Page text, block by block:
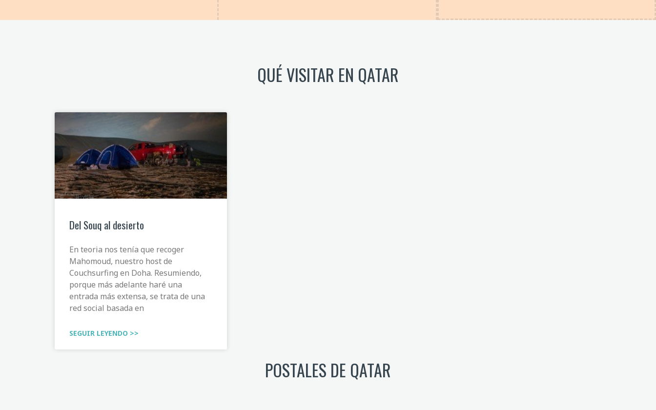
QUÉ VISITAR EN QATAR
Del Souq al desierto
En teoria nos tenía que recoger
Mahomoud, nuestro host de
Couchsurfing en Doha. Resumiendo,
porque más adelante haré una
entrada más extensa, se trata de una
red social basada en
SEGUIR LEYENDO >>
POSTALES DE QATAR